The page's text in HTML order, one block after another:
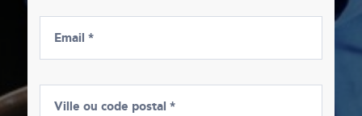
Email *
Ville ou code postal *